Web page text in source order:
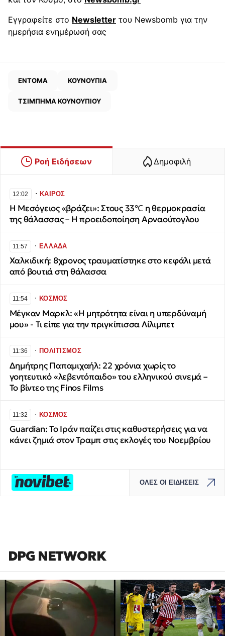
Εγγραφείτε στο Newsletter του Newsbomb για την
ημερήσια ενημέρωσή σας
ΕΝΤΟΜΑ ΚΟΥΝΟΥΠΙΑ
ΤΣΙΜΠΗΜΑ ΚΟΥΝΟΥΠΙΟΥ
Ροή Ειδήσεων Δημοφιλή
12:02 ∙ΚΑΙΡΟΣ
Η Μεσόγειος «βράζει»: Στους 33℃ η θερμοκρασία
της θάλασσας – Η προειδοποίηση Αρναούτογλου
11:57 ∙ΕΛΛΑΔΑ
Χαλκιδική: 8χρονος τραυματίστηκε στο κεφάλι μετά
από βουτιά στη θάλασσα
11:54 ∙ΚΟΣΜΟΣ
Μέγκαν Μαρκλ: «Η μητρότητα είναι η υπερδύναμή
μου» - Τι είπε για την πριγκίπισσα Λίλιμπετ
11:36 ∙ΠΟΛΙΤΙΣΜΟΣ
Δημήτρης Παπαμιχαήλ: 22 χρόνια χωρίς το
γοητευτικό «λεβεντόπαιδο» του ελληνικού σινεμά –
Το βίντεο της Finos Films
11:32 ∙ΚΟΣΜΟΣ
Guardian: Το Ιράν παίζει στις καθυστερήσεις για να
κάνει ζημιά στον Τραμπ στις εκλογές του Νοεμβρίου
ΟΛΕΣ ΟΙ ΕΙΔΗΣΕΙΣ
DPG NETWORK